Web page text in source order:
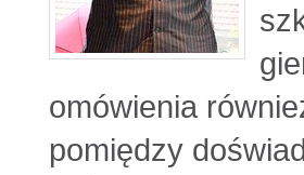
omówienia
pomiędzy